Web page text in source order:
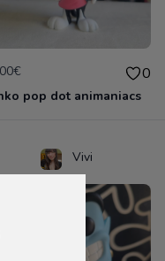
0
pop dot animaniacs
Vivi